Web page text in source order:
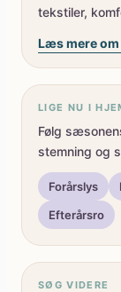
tekstiler,
Læs mere
LIGE NU I
Følg
stemning og
Forårslys
Efterårsro
SØG VIDERE